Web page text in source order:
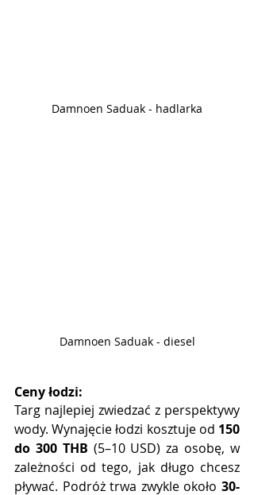
Damnoen Saduak - hadlarka
Damnoen Saduak - diesel
Ceny łodzi:
Targ najlepiej zwiedzać z perspektywy
wody. Wynajęcie łodzi kosztuje od 150
do 300 THB (5–10 USD) za osobę, w
zależności od tego, jak długo chcesz
pływać. Podróż trwa zwykle około 30-